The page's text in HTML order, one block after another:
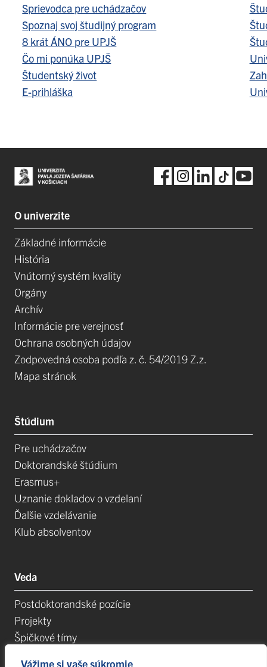
Vážime si vaše súkromie
Sprievodca pre uchádzačov
Spoznaj svoj študijný program
8 krát ÁNO pre UPJŠ
Čo mi ponúka UPJŠ
Študentský život
E-prihláška
O univerzite
Základné informácie
História
Vnútorný systém kvality
Orgány
Archív
Informácie pre verejnosť
Ochrana osobných údajov
Zodpovedná osoba podľa z. č. 54/2019 Z.z.
Mapa stránok
Štúdium
Pre uchádzačov
Doktorandské štúdium
Erasmus+
Uznanie dokladov o vzdelaní
Ďalšie vzdelávanie
Klub absolventov
Veda
Postdoktorandské pozície
Projekty
Špičkové tímy